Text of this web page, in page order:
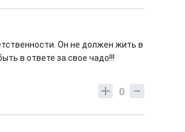
Он не должен жить в
в ответе за свое чадо!!!
0